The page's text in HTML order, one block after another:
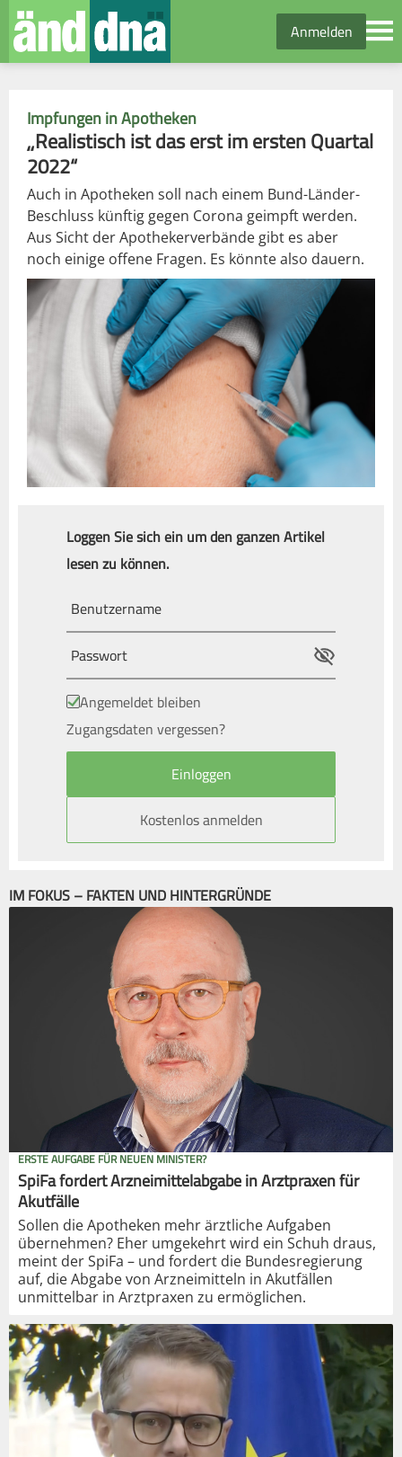
Anmelden
Impfungen in Apotheken
„Realistisch ist das erst im ersten Quartal
2022“
Auch in Apotheken soll nach einem Bund-Länder-
Beschluss künftig gegen Corona geimpft werden.
Aus Sicht der Apothekerverbände gibt es aber
noch einige offene Fragen. Es könnte also dauern.
Loggen Sie sich ein um den ganzen Artikel
lesen zu können.
Angemeldet bleiben
Zugangsdaten vergessen?
Kostenlos anmelden
IM FOKUS – FAKTEN UND HINTERGRÜNDE
ERSTE AUFGABE FÜR NEUEN MINISTER?
SpiFa fordert Arzneimittelabgabe in Arztpraxen für
Akutfälle
Sollen die Apotheken mehr ärztliche Aufgaben
übernehmen? Eher umgekehrt wird ein Schuh draus,
meint der SpiFa – und fordert die Bundesregierung
auf, die Abgabe von Arzneimitteln in Akutfällen
unmittelbar in Arztpraxen zu ermöglichen.